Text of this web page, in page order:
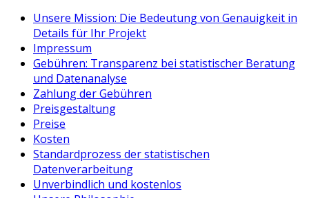
Unsere Mission: Die Bedeutung von Genauigkeit in
Details für Ihr Projekt
Impressum
Gebühren: Transparenz bei statistischer Beratung
und Datenanalyse
Zahlung der Gebühren
Preisgestaltung
Preise
Kosten
Standardprozess der statistischen
Datenverarbeitung
Unverbindlich und kostenlos